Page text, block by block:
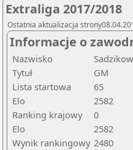
Extraliga 2017/2018
Ostatnia aktualizacja
Informacje o
Nazwisko
Tytuł
GM
Lista startowa
65
Elo
2582
Ranking krajowy
0
Elo
2582
Wynik rankingowy 2480